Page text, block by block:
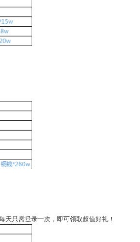
天只需登录一次，即可领取超值好礼！